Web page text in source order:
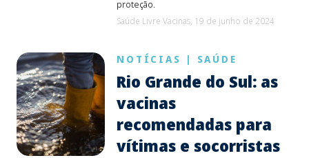
proteção.
Saúde Livre Vacinas, 19 de junho de 2024
NOTÍCIAS | SAÚDE
Rio Grande do Sul: as
vacinas
recomendadas para
vítimas e socorristas